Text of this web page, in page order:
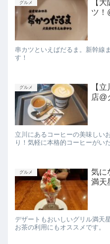
グルメ
【
ツ！
串カツといえばだるま。新幹線
す！
グルメ
【
店@
立川にあるコーヒーの美味しい
り！気軽に本格的コーヒーがい
グルメ
気に
満天
デザートもおいしいグリル満天
お茶の利用にもオススメです。